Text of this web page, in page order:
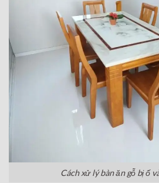
Cách xử lý bàn ăn gỗ bị ố